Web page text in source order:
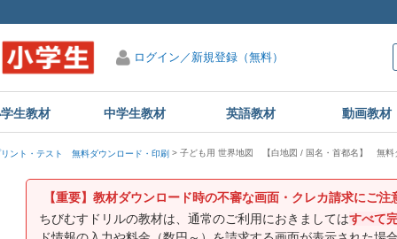
ログイン／新規登録（無料）
生教材 中学生教材 英語教材 動画教材
ント・テスト 無料ダウンロード・印刷 子ども用 世界地図 【白地図 / 国名・首都名】 無料
【重要】教材ダウンロード時の不審な画面・クレカ請求にご注
ちびむすドリルの教材は、通常のご利用におきましてはすべて